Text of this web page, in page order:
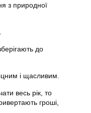
з природної
до
і щасливим.
весь рік, то
гроші,